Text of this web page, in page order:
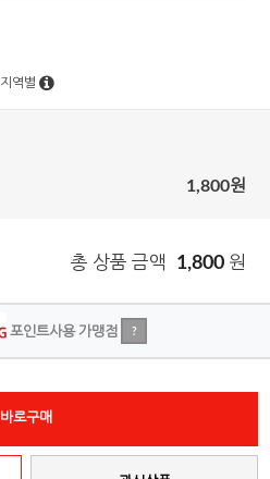
지역별
1,800원
총 상품 금액 1,800 원
포인트사용 가맹점 ?
바로구매